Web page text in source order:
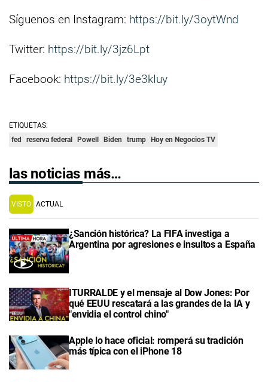
Síguenos en Instagram: https://bit.ly/3oytWnd
Twitter: https://bit.ly/3jz6Lpt
Facebook: https://bit.ly/3e3kIuy
ETIQUETAS:
fed
reserva federal Powell Biden trump Hoy en Negocios TV
las noticias más…
VISTO ACTUAL
¿Sanción histórica? La FIFA investiga a
Argentina por agresiones e insultos a España
ITURRALDE y el mensaje al Dow Jones: Por
qué EEUU rescatará a las grandes de la IA y
"envidia el control chino"
Apple lo hace oficial: romperá su tradición
más típica con el iPhone 18